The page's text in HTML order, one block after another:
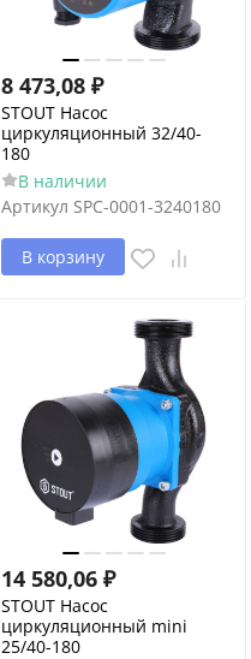
8 473,08 ₽
STOUT Насос
циркуляционный 32/40-
180
В наличии
Артикул SPC-0001-3240180
В корзину
14 580,06 ₽
STOUT Насос
циркуляционный mini
25/40-180